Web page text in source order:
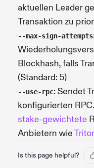
aktuellen Leader
Transaktion zu
--max-sign-attempts
Blockhash, falls
(Standard: 5)
--use-rpc: Sendet
konfigurierten
stake-gewichtete
Anbietern wie
Is this page helpful?